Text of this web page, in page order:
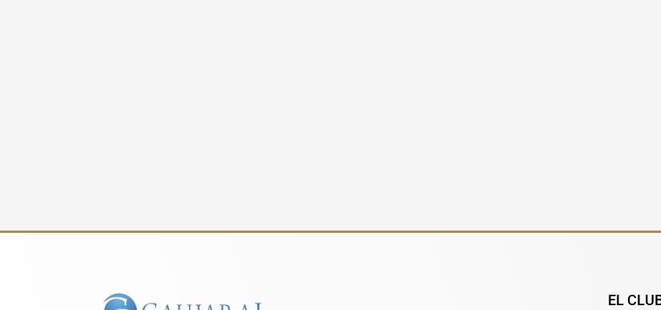
EL